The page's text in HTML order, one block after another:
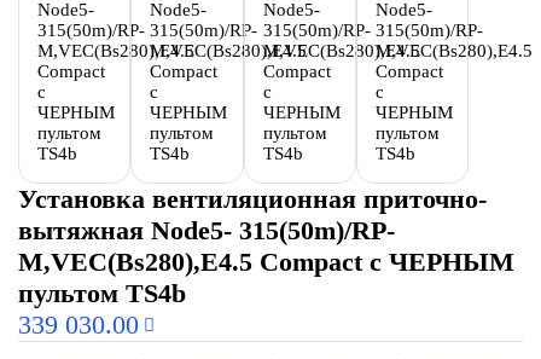
Установка вентиляционная приточно-
вытяжная Node5- 315(50m)/RP-
M,VEC(Bs280),E4.5 Compact с ЧЕРНЫМ
пультом TS4b
339 030.00